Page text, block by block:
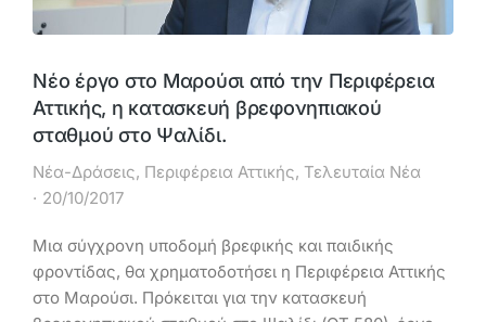
Νέο έργο στο Μαρούσι από την Περιφέρεια
Αττικής, η κατασκευή βρεφονηπιακού
σταθμού στο Ψαλίδι.
Νέα-Δράσεις, Περιφέρεια Αττικής, Τελευταία Νέα
20/10/2017
Μια σύγχρονη υποδομή βρεφικής και παιδικής
φροντίδας, θα χρηματοδοτήσει η Περιφέρεια Αττικής
στο Μαρούσι. Πρόκειται για την κατασκευή